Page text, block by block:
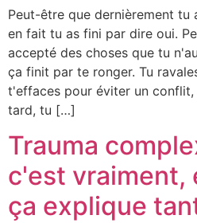
Peut-être que dernièrement tu
en fait tu as fini par dire oui.
accepté des choses que tu
ça finit par te ronger. Tu
t'effaces pour éviter un conflit,
tard, tu […]
Trauma
c'est vraiment,
ça explique